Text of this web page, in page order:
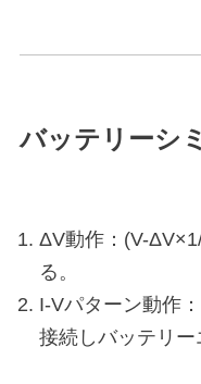
バッテリーシ
ΔV動作：(V-
る。
I-Vパターン動作
接続しバッテリー